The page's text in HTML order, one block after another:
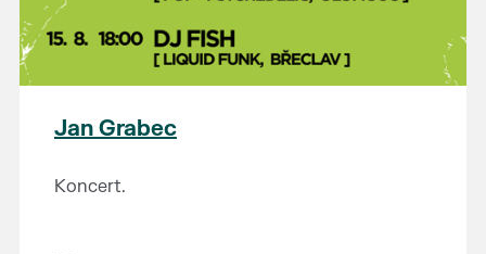
Jan Grabec
Koncert.